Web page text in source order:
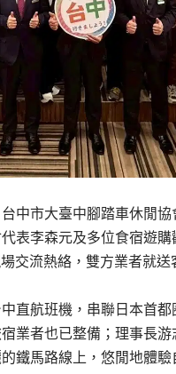
中市大臺中腳踏車休閒
表李森元及多位食宿遊
交流熱絡，雙方業者就
直航班機，串聯日本首
業者也已整備；理事長
鐵馬路線上，悠閒地體驗